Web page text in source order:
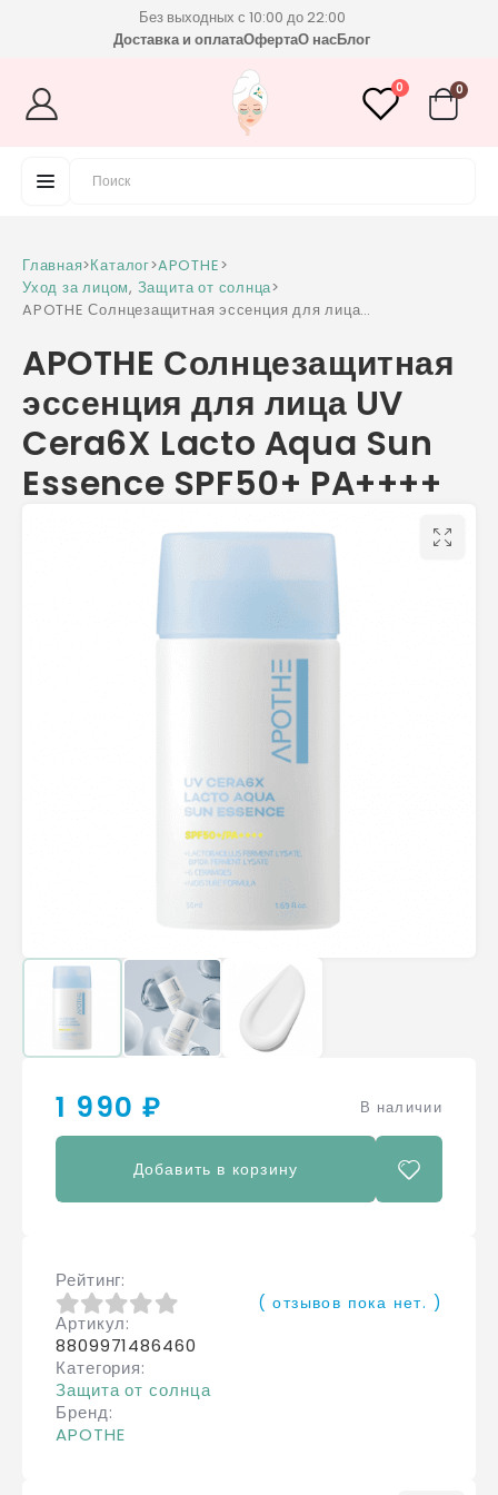
Без выходных с 10:00 до 22:00
Доставка и оплатаОфертаО насБлог
0 0
Главная>Каталог>APOTHE>
Уход за лицом, Защита от солнца>
APOTHE Солнцезащитная эссенция для лица
PA++++
APOTHE Солнцезащитная
эссенция для лица UV
Cera6X Lacto Aqua Sun
Essence SPF50+ PA++++
1 990 ₽ В наличии
Добавить в корзину
Рейтинг
0из 5
( отзывов пока нет. )
Артикул
8809971486460
Категория
Защита от солнца
Бренд
APOTHE